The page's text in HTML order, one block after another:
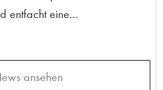
entfacht eine...
ansehen